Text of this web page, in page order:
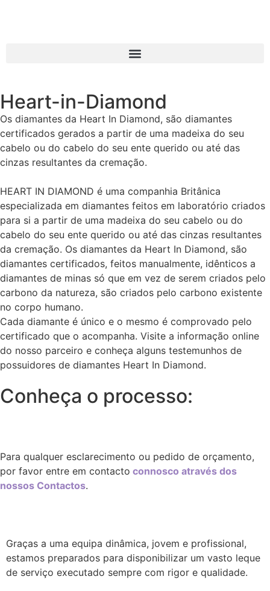
Heart-in-Diamond
Os diamantes da Heart In Diamond, são diamantes
certificados gerados a partir de uma madeixa do seu
cabelo ou do cabelo do seu ente querido ou até das
cinzas resultantes da cremação.
HEART IN DIAMOND é uma companhia Britânica
especializada em diamantes feitos em laboratório criados
para si a partir de uma madeixa do seu cabelo ou do
cabelo do seu ente querido ou até das cinzas resultantes
da cremação. Os diamantes da Heart In Diamond, são
diamantes certificados, feitos manualmente, idênticos a
diamantes de minas só que em vez de serem criados pelo
carbono da natureza, são criados pelo carbono existente
no corpo humano.
Cada diamante é único e o mesmo é comprovado pelo
certificado que o acompanha. Visite a informação online
do nosso parceiro e conheça alguns testemunhos de
possuidores de diamantes Heart In Diamond.
Conheça o processo:
Para qualquer esclarecimento ou pedido de orçamento,
por favor entre em contacto connosco através dos
nossos Contactos.
Graças a uma equipa dinâmica, jovem e profissional,
estamos preparados para disponibilizar um vasto leque
de serviço executado sempre com rigor e qualidade.